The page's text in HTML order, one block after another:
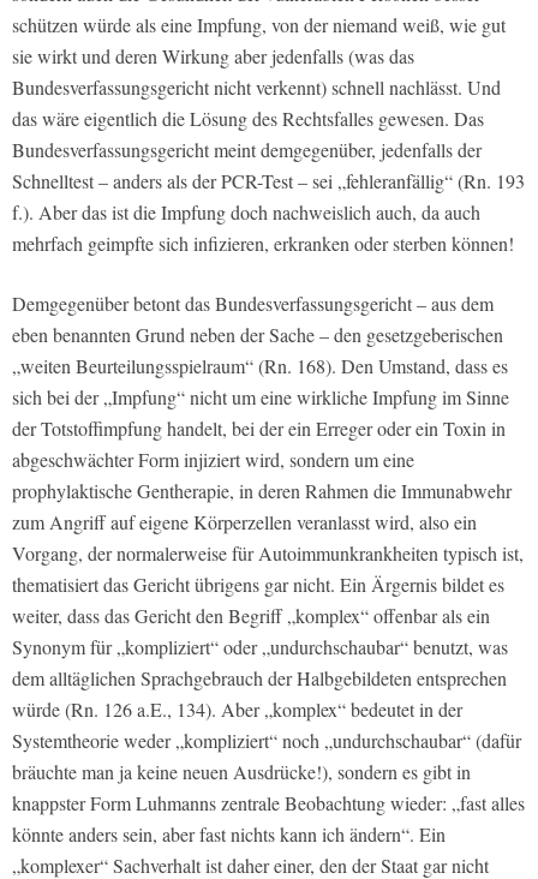
schützen würde als eine Impfung, von der niemand weiß, wie gut
sie wirkt und deren Wirkung aber jedenfalls (was das
Bundesverfassungsgericht nicht verkennt) schnell nachlässt. Und
das wäre eigentlich die Lösung des Rechtsfalles gewesen. Das
Bundesverfassungsgericht meint demgegenüber, jedenfalls der
Schnelltest – anders als der PCR-Test – sei „fehleranfällig“ (Rn. 193
f.). Aber das ist die Impfung doch nachweislich auch, da auch
mehrfach geimpfte sich infizieren, erkranken oder sterben können!
Demgegenüber betont das Bundesverfassungsgericht – aus dem
eben benannten Grund neben der Sache – den gesetzgeberischen
„weiten Beurteilungsspielraum“ (Rn. 168). Den Umstand, dass es
sich bei der „Impfung“ nicht um eine wirkliche Impfung im Sinne
der Totstoffimpfung handelt, bei der ein Erreger oder ein Toxin in
abgeschwächter Form injiziert wird, sondern um eine
prophylaktische Gentherapie, in deren Rahmen die Immunabwehr
zum Angriff auf eigene Körperzellen veranlasst wird, also ein
Vorgang, der normalerweise für Autoimmunkrankheiten typisch ist,
thematisiert das Gericht übrigens gar nicht. Ein Ärgernis bildet es
weiter, dass das Gericht den Begriff „komplex“ offenbar als ein
Synonym für „kompliziert“ oder „undurchschaubar“ benutzt, was
dem alltäglichen Sprachgebrauch der Halbgebildeten entsprechen
würde (Rn. 126 a.E., 134). Aber „komplex“ bedeutet in der
Systemtheorie weder „kompliziert“ noch „undurchschaubar“ (dafür
bräuchte man ja keine neuen Ausdrücke!), sondern es gibt in
knappster Form Luhmanns zentrale Beobachtung wieder: „fast alles
könnte anders sein, aber fast nichts kann ich ändern“. Ein
„komplexer“ Sachverhalt ist daher einer, den der Staat gar nicht